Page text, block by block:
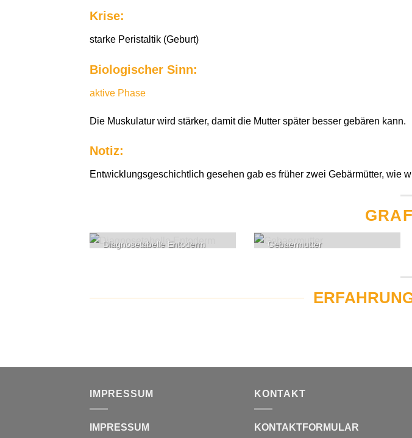
Krise:
starke Peristaltik (Geburt)
Biologischer Sinn:
aktive Phase
Die Muskulatur wird stärker, damit die Mutter später besser gebären kann.
Notiz:
Entwicklungsgeschichtlich gesehen gab es früher zwei Gebärmütter, wie
Diagnosetabelle Entoderm Gebaermutter
IMPRESSUM
IMPRESSUM
KONTAKT
KONTAKTFORMULAR